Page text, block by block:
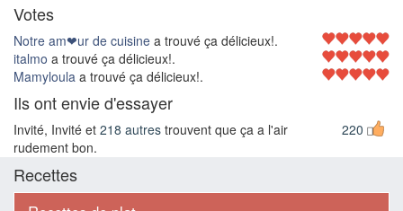
Votes
Notre am❤ur de cuisine a trouvé ça délicieux!.
italmo a trouvé ça délicieux!.
Mamyloula a trouvé ça délicieux!.
Ils ont envie d'essayer
220
Invité, Invité et 218 autres trouvent que ça a l'air
rudement bon.
Recettes